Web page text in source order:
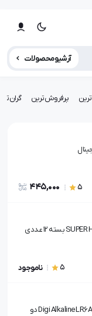
آرشیو محصولات
پرفروش‌ترین
5
445,000
5 ناموجود
باتری قلمی کملیون مدل Digi Alkaline LR6AM3-mignon دو